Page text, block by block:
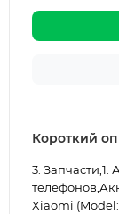
Короткий
3. Запчасти,1.
Xiaomi (Model: